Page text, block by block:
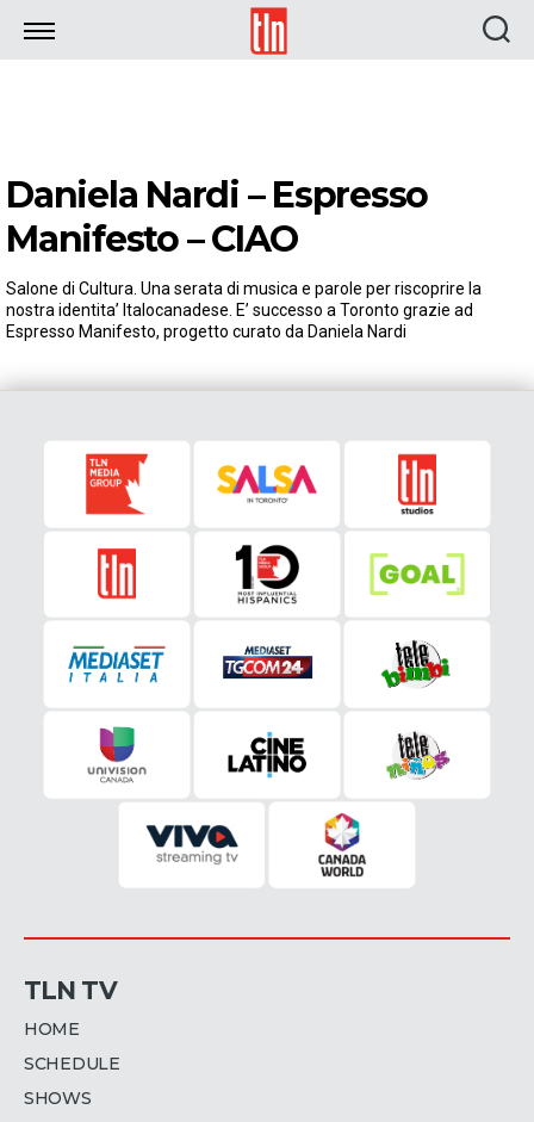
TLN
Daniela Nardi – Espresso
Manifesto – CIAO
Salone di Cultura. Una serata di musica e parole per riscoprire la
nostra identita’ Italocanadese. E’ successo a Toronto grazie ad
Espresso Manifesto, progetto curato da Daniela Nardi
TLN TV
HOME
SCHEDULE
SHOWS